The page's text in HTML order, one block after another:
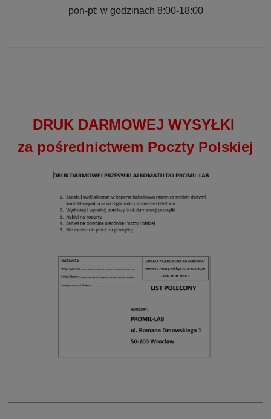
pon-pt: w godzinach 8:00-18:00
DRUK DARMOWEJ WYSYŁKI
za pośrednictwem Poczty Polskiej